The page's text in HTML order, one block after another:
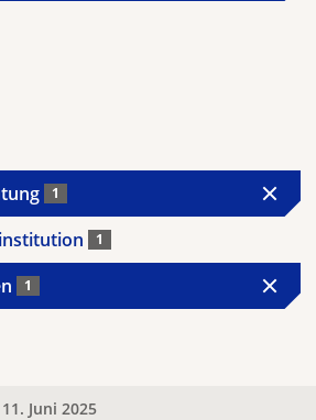
1
1
1
11. Juni 2025